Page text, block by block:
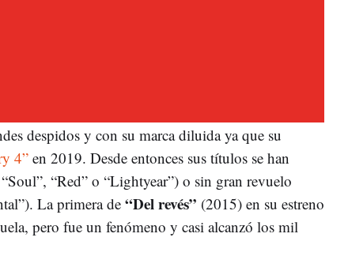
despidos y con su marca diluida ya que su
4”en 2019. Desde entonces sus títulos se han
“Red” o “Lightyear”) o sin gran revuelo
La primera de“Del revés” (2015) en su estreno
pero fue un fenómeno y casi alcanzó los mil